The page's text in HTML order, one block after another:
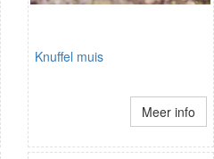
Knuffel muis
Meer info